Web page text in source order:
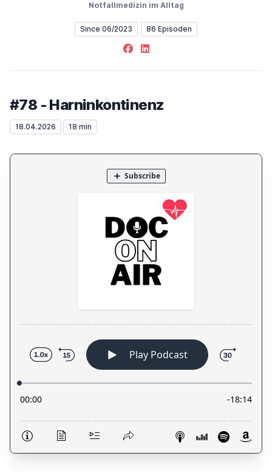
Notfallmedizin im Alltag
Since 06/2023 86 Episoden
Facebook
LinkedIn
#78 - Harninkontinenz
18.04.2026 18 min